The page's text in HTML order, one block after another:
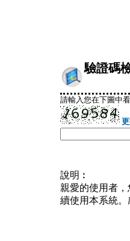
驗證碼
請輸入您在下圖中
說明︰
親愛的使用者
續使用本系統。